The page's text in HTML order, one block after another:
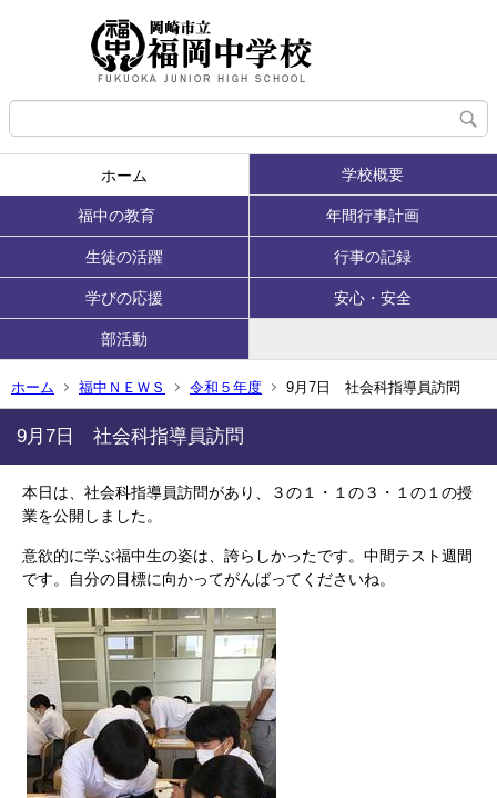
ホーム 学校概要
福中の教育 年間行事計画
生徒の活躍 行事の記録
学びの応援 安心・安全
部活動
ホーム 福中ＮＥＷＳ 令和５年度 9月7日 社会科指導員訪問
9月7日 社会科指導員訪問
本日は、社会科指導員訪問があり、３の１・１の３・１の１の授
業を公開しました。
意欲的に学ぶ福中生の姿は、誇らしかったです。中間テスト週間
です。自分の目標に向かってがんばってくださいね。